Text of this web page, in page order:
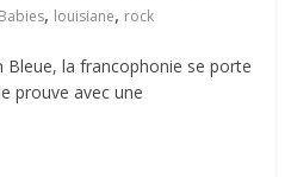
, louisiane, rock
Bleue, la francophonie se porte
prouve avec une